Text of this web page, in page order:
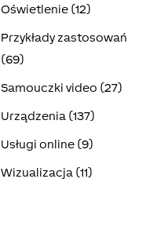
Oświetlenie (12)
Przykłady zastosowań
(69)
Samouczki video (27)
Urządzenia (137)
Usługi online (9)
Wizualizacja (11)